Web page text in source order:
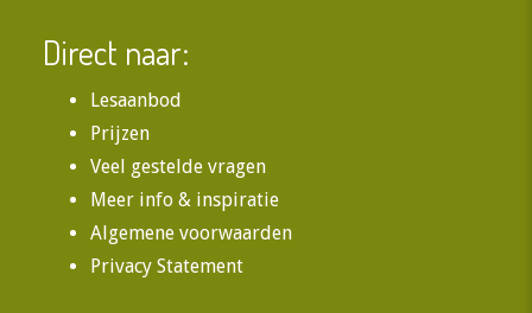
Direct naar:
Lesaanbod
Prijzen
Veel gestelde vragen
Meer info & inspiratie
Algemene voorwaarden
Privacy Statement